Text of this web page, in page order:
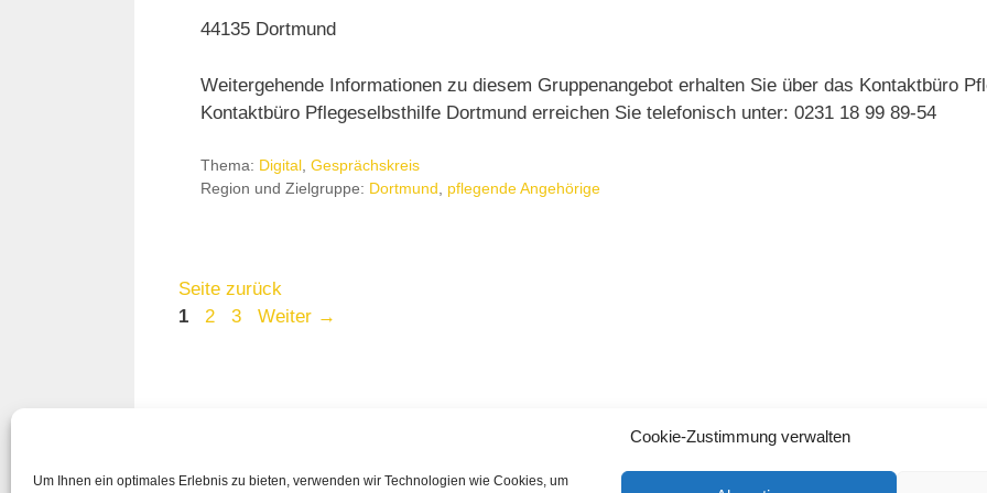
Cookie-Zustimmung verwalten
Um Ihnen ein optimales Erlebnis zu bieten, verwenden wir Technologien wie Cookies, um
44135 Dortmund
Weitergehende Informationen zu diesem Gruppenangebot erhalten Sie über das Kontaktbüro
Kontaktbüro Pflegeselbsthilfe Dortmund erreichen Sie telefonisch unter: 0231 18 99 89-54
Thema: Digital, Gesprächskreis
Region und Zielgruppe: Dortmund, pflegende Angehörige
Seite zurück
Seite
1 Seite
2 Seite
3 Weiter →